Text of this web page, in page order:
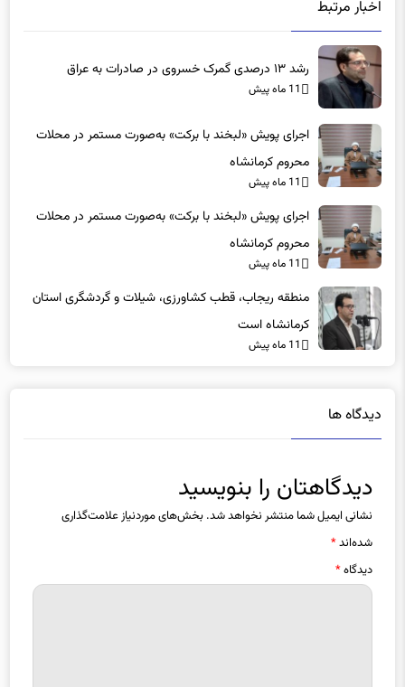
11 ماه پیش
محروم کرمانشاه
اجرای پویش «لبخند با برکت» به‌صورت مستمر در محلات
محروم کرمانشاه
منطقه ریجاب، قطب کشاورزی، شیلات و گردشگری استان
کرمانشاه است
11 ماه پیش
نشانی ایمیل شما منتشر نخواهد شد.بخش‌های موردنیاز علامت‌گذاری
شده‌اند*
دیدگاه*